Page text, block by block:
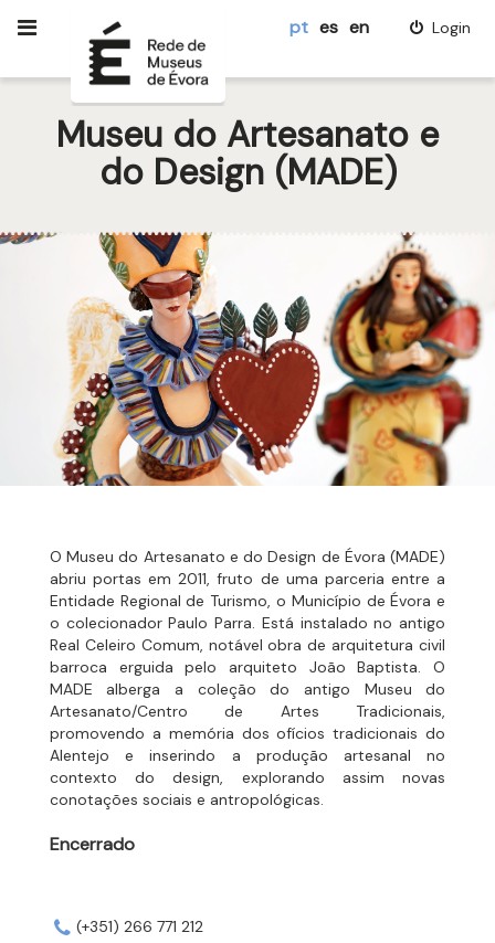
pt es en Login
Museu do Artesanato e
do Design (MADE)
O Museu do Artesanato e do Design de Évora (MADE)
abriu portas em 2011, fruto de uma parceria entre a
Entidade Regional de Turismo, o Município de Évora e
o colecionador Paulo Parra. Está instalado no antigo
Real Celeiro Comum, notável obra de arquitetura civil
barroca erguida pelo arquiteto João Baptista. O
MADE alberga a coleção do antigo Museu do
Artesanato/Centro de Artes Tradicionais,
promovendo a memória dos ofícios tradicionais do
Alentejo e inserindo a produção artesanal no
contexto do design, explorando assim novas
conotações sociais e antropológicas.
Encerrado
(+351) 266 771 212